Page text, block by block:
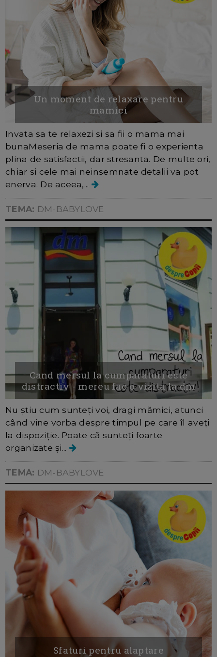
Un moment de relaxare pentru
mamici
Invata sa te relaxezi si sa fii o mama mai
bunaMeseria de mama poate fi o experienta
plina de satisfactii, dar stresanta. De multe ori,
chiar si cele mai neinsemnate detalii va pot
enerva. De aceea,...
TEMA: DM-BABYLOVE
Cand mersul la cumparaturi este
distractiv - mereu fac o vizita la dm
Nu știu cum sunteți voi, dragi mămici, atunci
când vine vorba despre timpul pe care îl aveți
la dispoziție. Poate că sunteți foarte
organizate și...
TEMA: DM-BABYLOVE
Sfaturi pentru alaptare